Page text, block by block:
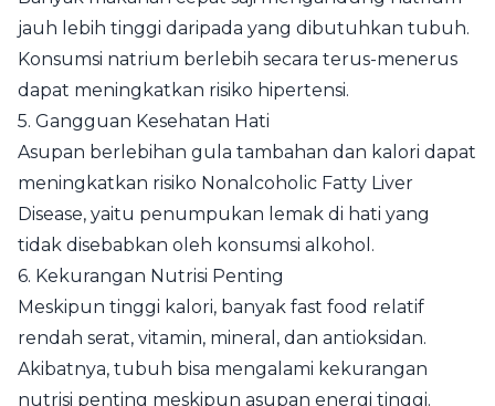
jauh lebih tinggi daripada yang dibutuhkan tubuh.
Konsumsi natrium berlebih secara terus-menerus
dapat meningkatkan risiko hipertensi.
5. Gangguan Kesehatan Hati
Asupan berlebihan gula tambahan dan kalori dapat
meningkatkan risiko Nonalcoholic Fatty Liver
Disease, yaitu penumpukan lemak di hati yang
tidak disebabkan oleh konsumsi alkohol.
6. Kekurangan Nutrisi Penting
Meskipun tinggi kalori, banyak fast food relatif
rendah serat, vitamin, mineral, dan antioksidan.
Akibatnya, tubuh bisa mengalami kekurangan
nutrisi penting meskipun asupan energi tinggi.